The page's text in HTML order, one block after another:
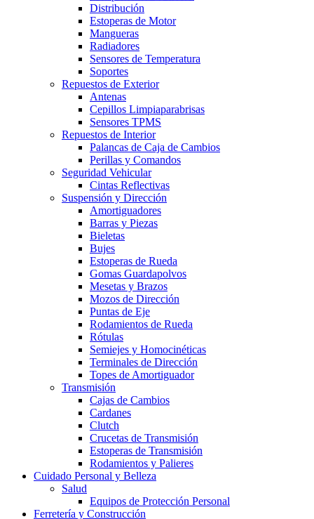
Distribución
Estoperas de Motor
Mangueras
Radiadores
Sensores de Temperatura
Soportes
Repuestos de Exterior
Antenas
Cepillos Limpiaparabrisas
Sensores TPMS
Repuestos de Interior
Palancas de Caja de Cambios
Perillas y Comandos
Seguridad Vehicular
Cintas Reflectivas
Suspensión y Dirección
Amortiguadores
Barras y Piezas
Bieletas
Bujes
Estoperas de Rueda
Gomas Guardapolvos
Mesetas y Brazos
Mozos de Dirección
Puntas de Eje
Rodamientos de Rueda
Rótulas
Semiejes y Homocinéticas
Terminales de Dirección
Topes de Amortiguador
Transmisión
Cajas de Cambios
Cardanes
Clutch
Crucetas de Transmisión
Estoperas de Transmisión
Rodamientos y Palieres
Cuidado Personal y Belleza
Salud
Equipos de Protección Personal
Ferretería y Construcción